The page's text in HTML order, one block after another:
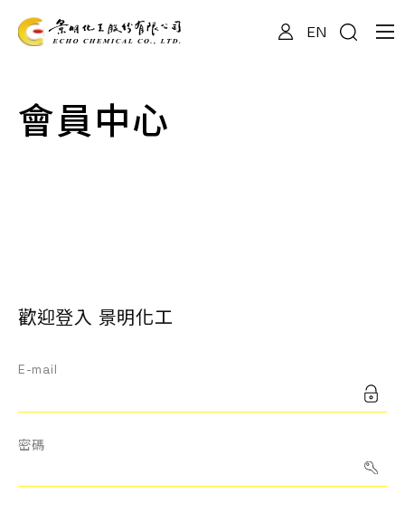
EN
會員中心
歡迎登入 景明化工
E-mail
密碼
關於我們
檔案下載
EN